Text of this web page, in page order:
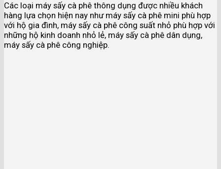
Các loại máy sấy cà phê thông dụng được nhiều khách
hàng lựa chọn hiện nay như máy sấy cà phê mini phù hợp
với hộ gia đình, máy sấy cà phê công suất nhỏ phù hợp với
những hộ kinh doanh nhỏ lẻ, máy sấy cà phê dân dụng,
máy sấy cà phê công nghiệp.